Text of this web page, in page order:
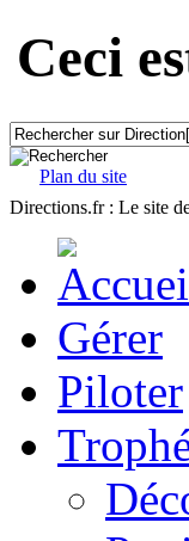
Ceci
Plan du site
Directions.fr : Le site
Gérer
Piloter